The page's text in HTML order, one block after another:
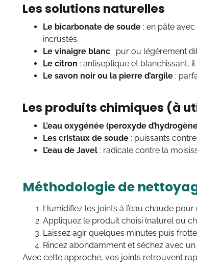
Les solutions naturelles
Le bicarbonate de soude : en pâte
incrustés.
Le vinaigre blanc : pur ou légèrement
Le citron : antiseptique et blanchissant,
Le savon noir ou la pierre d’argile :
Les produits chimiques (à
L’eau oxygénée (peroxyde
Les cristaux de soude : puissants
L’eau de Javel : radicale contre la
Méthodologie de
Humidifiez les joints à l’eau chaude
Appliquez le produit choisi (naturel ou
Laissez agir quelques minutes puis
Rincez abondamment et séchez avec
Avec cette approche, vos joints retrouvent